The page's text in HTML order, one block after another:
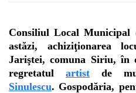
Consiliul Local Municipal
astăzi, achiziţionarea
Jariştei, comuna Siriu,
regretatul artist de
Sinulescu. Gospodăria,